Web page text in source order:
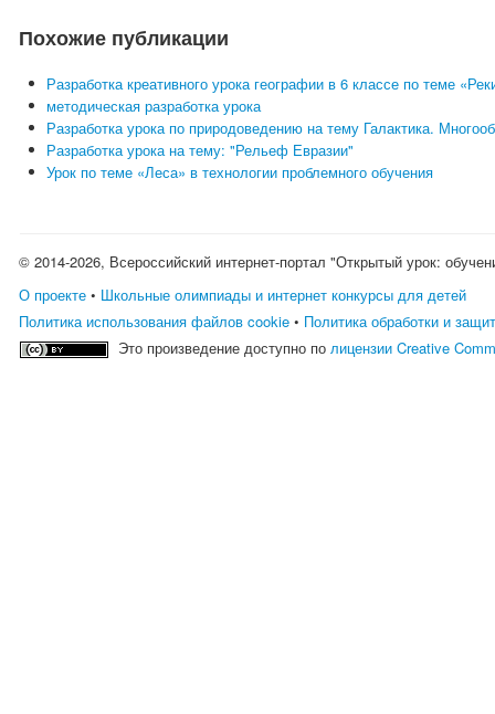
Похожие публикации
Разработка креативного урока географии в 6 классе по теме
методическая разработка урока
Разработка урока по природоведению на тему Галактика.
Разработка урока на тему: "Рельеф Евразии"
Урок по теме «Леса» в технологии проблемного обучения
© 2014-2026, Всероссийский интернет-портал "Открытый урок:
О проекте • Школьные олимпиады и интернет конкурсы для детей
Политика использования файлов cookie • Политика обработки и
Это произведение доступно полицензии Creative